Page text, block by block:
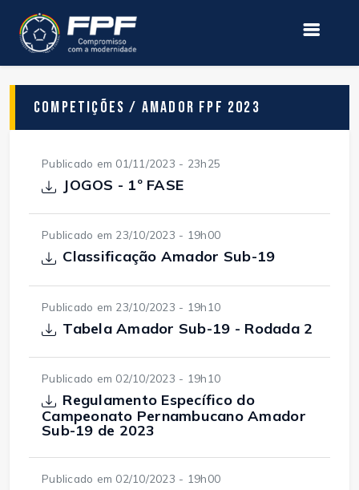
Competições / Amador FPF 2023
Publicado em 01/11/2023 - 23h25
JOGOS - 1º FASE
Publicado em 23/10/2023 - 19h00
Classificação Amador Sub-19
Publicado em 23/10/2023 - 19h10
Tabela Amador Sub-19 - Rodada 2
Publicado em 02/10/2023 - 19h10
Regulamento Específico do
Campeonato Pernambucano Amador
Sub-19 de 2023
Publicado em 02/10/2023 - 19h00